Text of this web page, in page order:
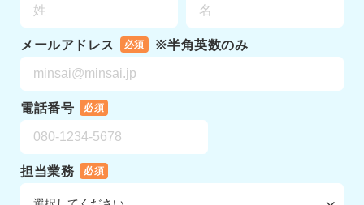
メールアドレス 必須 ※半角英数のみ
電話番号 必須
担当業務 必須